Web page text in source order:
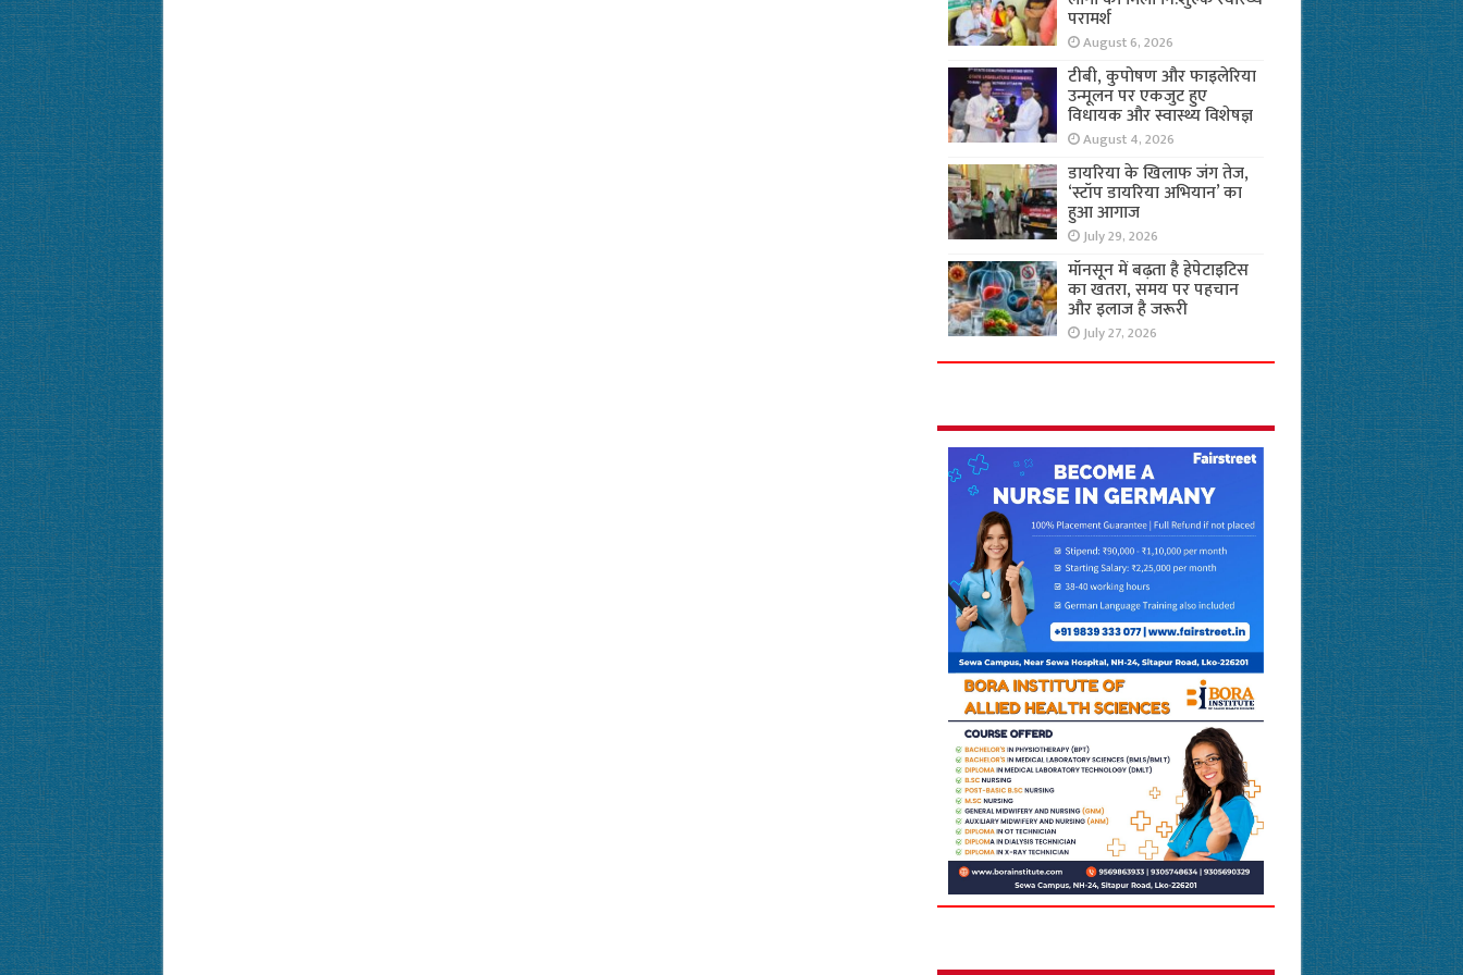
परामर्श
August 6, 2026
टीबी, कुपोषण और फाइलेरिया
उन्मूलन पर एकजुट हुए
विधायक और स्वास्थ्य विशेषज्ञ
August 4, 2026
डायरिया के खिलाफ जंग तेज,
‘स्टॉप डायरिया अभियान’ का
हुआ आगाज
July 29, 2026
मॉनसून में बढ़ता है हेपेटाइटिस
का खतरा, समय पर पहचान
और इलाज है जरूरी
July 27, 2026